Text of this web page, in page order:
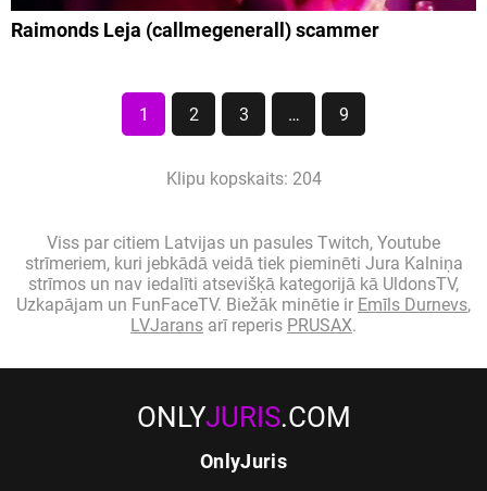
Raimonds Leja (callmegenerall) scammer
1 2 3 … 9
Klipu kopskaits: 204
Viss par citiem Latvijas un pasules Twitch, Youtube
strīmeriem, kuri jebkādā veidā tiek pieminēti Jura Kalniņa
strīmos un nav iedalīti atsevišķā kategorijā kā UldonsTV,
Uzkapājam un FunFaceTV. Biežāk minētie ir Emīls Durnevs,
LVJarans arī reperis PRUSAX.
ONLYJURIS.COM
OnlyJuris